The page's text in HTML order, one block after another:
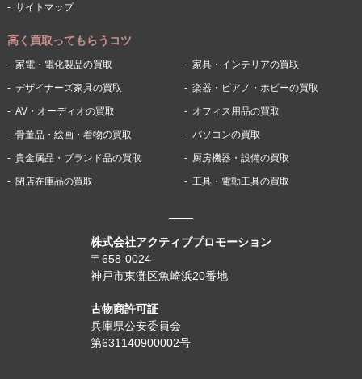
株式会社アクティブプロモーション
〒658-0024
神戸市東灘区魚崎浜20番地
古物商許可証
兵庫県公安委員会
第631140900002号
サイトマップ
高く買取ってもらうコツ
家電・電化製品の買取 家具・インテリアの買取
デザイナーズ家具の買取 楽器・ピアノ・ホビーの買取
AV・オーディオの買取 オフィス用品の買取
骨董品・絵画・着物の買取 パソコンの買取
貴金属品・ブランド品の買取 厨房機器・設備の買取
閉店在庫品の買取 工具・電動工具の買取